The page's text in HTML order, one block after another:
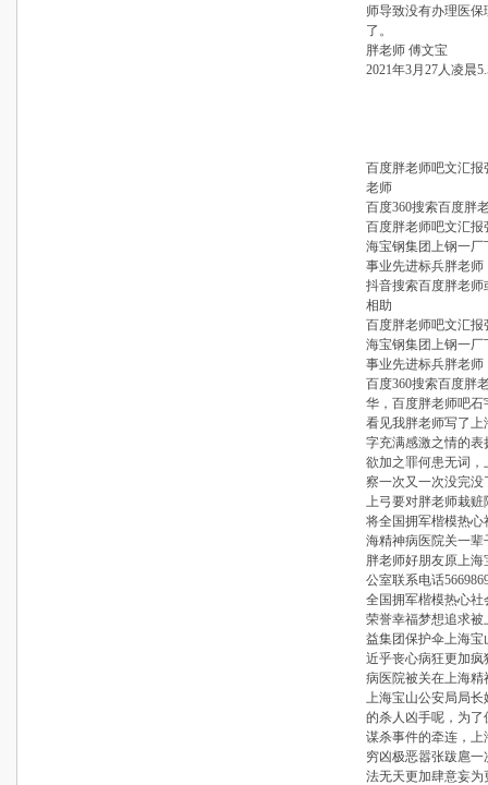
师导致没有办理医
了。
胖老师 傅文宝
2021年3月27人凌晨
百度胖老师吧文汇
老师
百度360搜索百度胖
百度胖老师吧文汇
海宝钢集团上钢一
事业先进标兵胖老师
抖音搜索百度胖老
相助
百度胖老师吧文汇
海宝钢集团上钢一
事业先进标兵胖老师
百度360搜索百度胖
华，百度胖老师吧
看见我胖老师写了
字充满感激之情的表
欲加之罪何患无词
察一次又一次没完
上弓要对胖老师栽
将全国拥军楷模热
海精神病医院关一
胖老师好朋友原上
公室联系电话
全国拥军楷模热心
荣誉幸福梦想追求
益集团保护伞上海
近乎丧心病狂更加
病医院被关在上海
上海宝山公安局局
的杀人凶手呢，为
谋杀事件的牵连，
穷凶极恶嚣张跋扈
法无天更加肆意妄